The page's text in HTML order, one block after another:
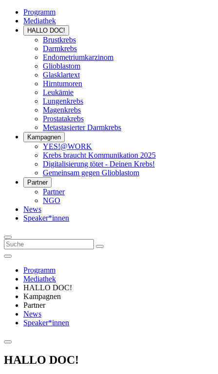
Programm
Mediathek
HALLO DOC!
Brustkrebs
Darmkrebs
Endometriumkarzinom
Glioblastom
Glasklartext
Hirntumoren
Leukämie
Lungenkrebs
Magenkrebs
Prostatakrebs
Metastasierter Darmkrebs
Kampagnen
YES!@WORK
Krebs braucht Kommunikation 2025
Digitalisierung tötet - Deinen Krebs!
Gemeinsam gegen Glioblastom
Partner
Partner
NGO
News
Speaker*innen
Programm
Mediathek
HALLO DOC!
Kampagnen
Partner
News
Speaker*innen
HALLO DOC!